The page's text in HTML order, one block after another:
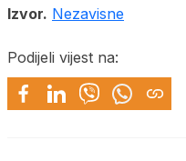
Izvor. Nezavisne
Podijeli vijest na: